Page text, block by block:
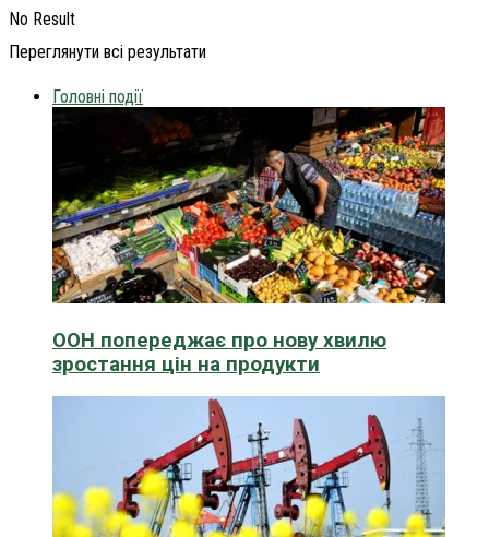
No Result
Переглянути всі результати
Головні події
ООН попереджає про нову хвилю
зростання цін на продукти